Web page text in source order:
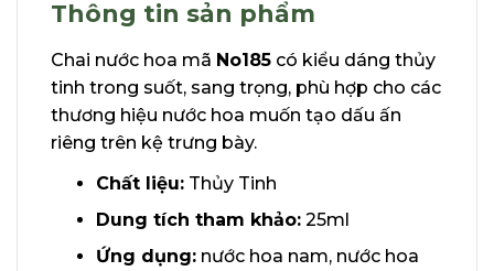
Thông tin sản phẩm
Chai nước hoa mã No185 có kiểu dáng thủy
tinh trong suốt, sang trọng, phù hợp cho các
thương hiệu nước hoa muốn tạo dấu ấn
riêng trên kệ trưng bày.
Chất liệu:Thủy Tinh
Dung tích tham khảo:25ml
Ứng dụng:nước hoa nam, nước hoa